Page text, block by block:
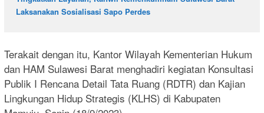
Laksanakan Sosialisasi Sapo Perdes
Terakait dengan itu, Kantor Wilayah Kementerian Hukum
dan HAM Sulawesi Barat menghadiri kegiatan Konsultasi
Publik I Rencana Detail Tata Ruang (RDTR) dan Kajian
Lingkungan Hidup Strategis (KLHS) di Kabupaten